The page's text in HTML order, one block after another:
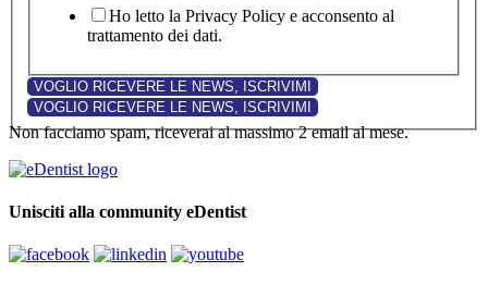
Ho letto la Privacy Policy e acconsento al
trattamento dei dati.
Non facciamo spam, riceverai al massimo 2 email al mese.
Unisciti alla community eDentist